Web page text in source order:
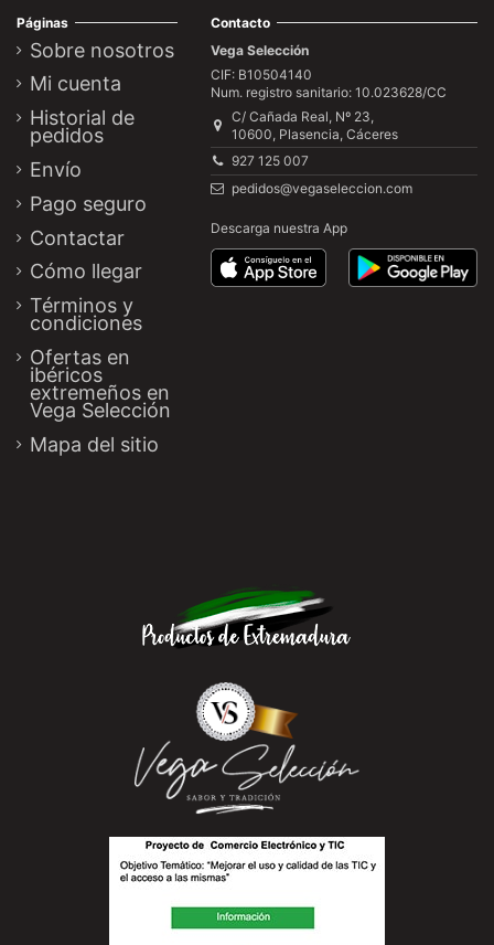
Páginas
Sobre nosotros
Mi cuenta
Historial de
pedidos
Envío
Pago seguro
Contactar
Cómo llegar
Términos y
condiciones
Ofertas en
ibéricos
extremeños en
Vega Selección
Mapa del sitio
Contacto
Vega Selección
CIF: B10504140
Num. registro sanitario: 10.023628/CC
C/ Cañada Real, Nº 23,
10600, Plasencia, Cáceres
927 125 007
pedidos@vegaseleccion.com
Descarga nuestra App